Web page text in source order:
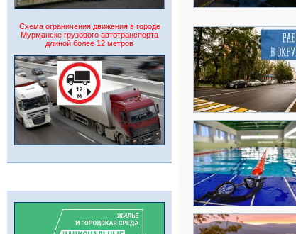
Схема ограничения движения в городе
Мурманске грузового автотранспорта
длиной более 12 метров